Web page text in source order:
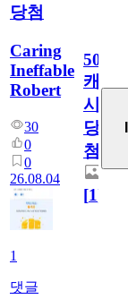
당첨
Caring
Ineffable
Robert
30
0
0
26.08.04
1
댓글
50
캐
시
당
첨
[1]